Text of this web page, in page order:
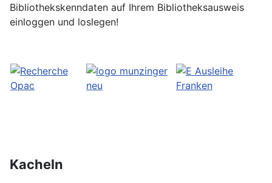
Bibliothekskenndaten auf Ihrem Bibliotheksausweis
einloggen und loslegen!
Kacheln